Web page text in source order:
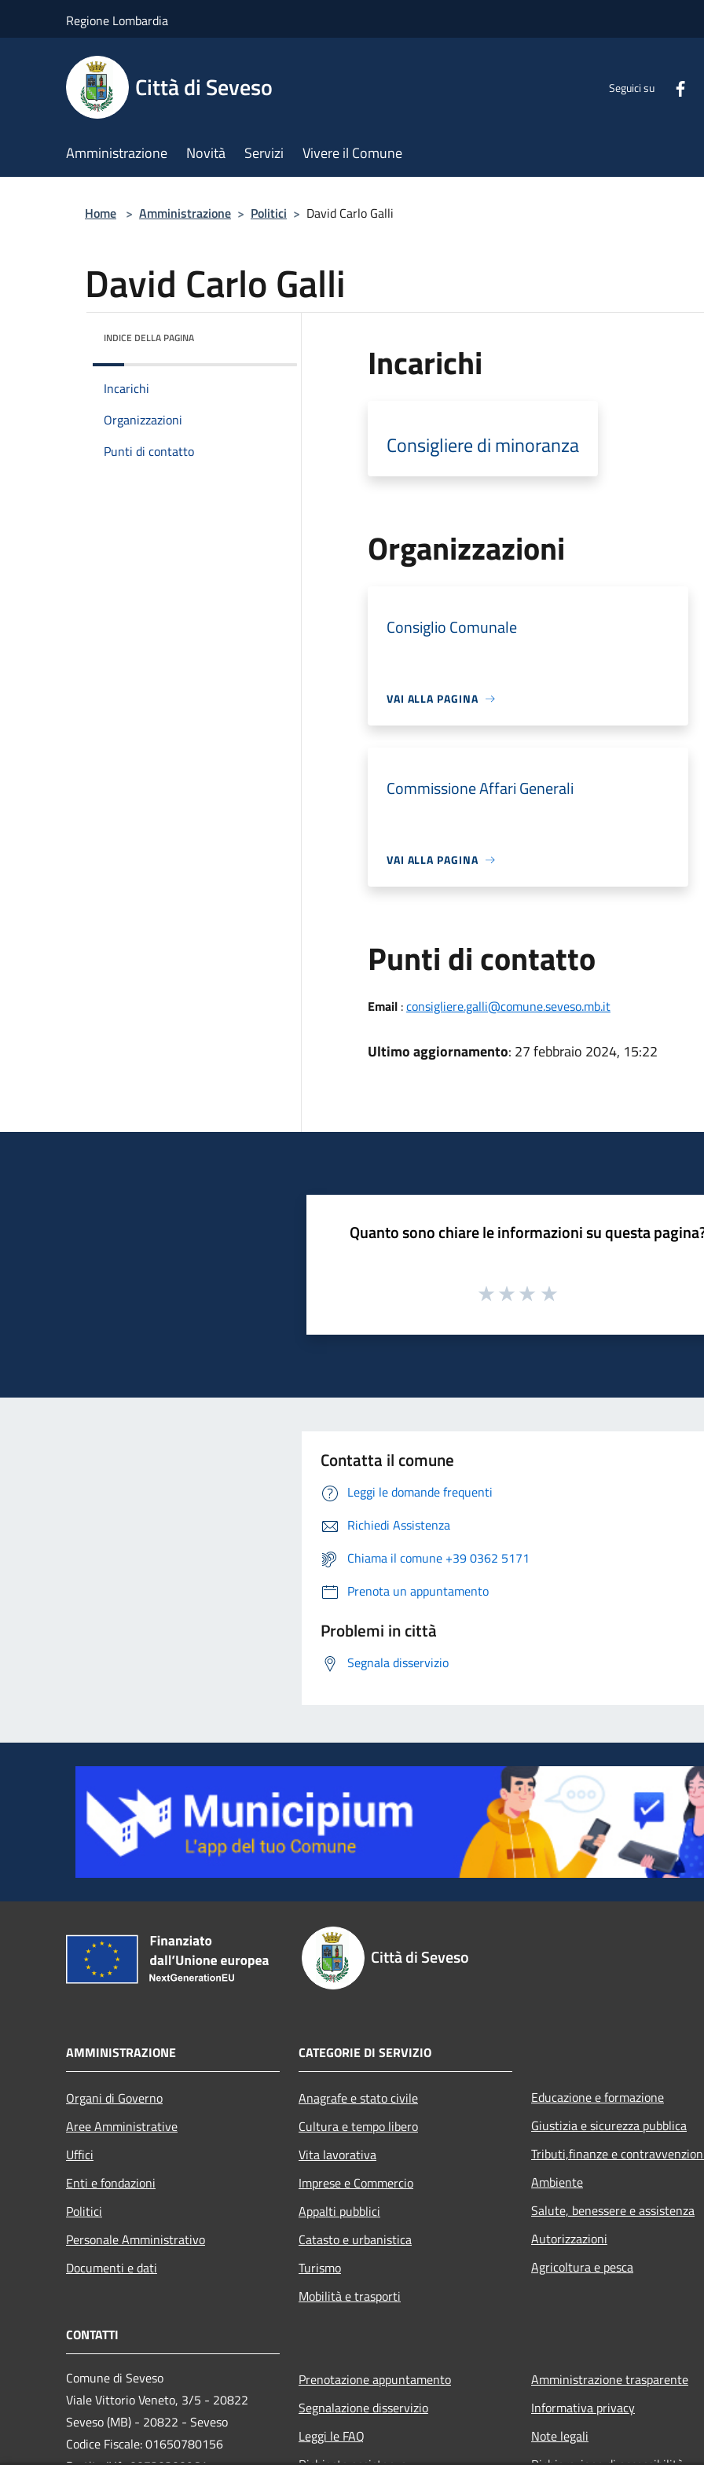
Regione Lombardia
Città di Seveso Seguici su
Amministrazione Novità Servizi Vivere il Comune
Home > Amministrazione > Politici > David Carlo Galli
David Carlo Galli
INDICE DELLA PAGINA
Incarichi
Organizzazioni
Punti di contatto
Incarichi
Consigliere di minoranza
Organizzazioni
Consiglio Comunale
VAI ALLA PAGINA
Commissione Affari Generali
VAI ALLA PAGINA
Punti di contatto
Email:consigliere.galli@comune.seveso.mb.it
Ultimo aggiornamento: 27 febbraio 2024, 15:22
Quanto sono chiare le informazioni su questa
Contatta il comune
Leggi le domande frequenti
Richiedi Assistenza
Chiama il comune +39 0362 5171
Prenota un appuntamento
Problemi in città
Segnala disservizio
Città di Seveso
AMMINISTRAZIONE
Organi di Governo
Aree Amministrative
Uffici
Enti e fondazioni
Politici
Personale Amministrativo
Documenti e dati
CATEGORIE DI SERVIZIO
Anagrafe e stato civile
Cultura e tempo libero
Vita lavorativa
Imprese e Commercio
Appalti pubblici
Catasto e urbanistica
Turismo
Mobilità e trasporti
Educazione e formazione
Giustizia e sicurezza pubblica
Tributi,finanze e
Ambiente
Salute, benessere e assistenza
Autorizzazioni
Agricoltura e pesca
CONTATTI
Comune di Seveso
Viale Vittorio Veneto, 3/5 - 20822
Seveso (MB) - 20822 - Seveso
Codice Fiscale: 01650780156
Prenotazione appuntamento
Segnalazione disservizio
Leggi le FAQ
Amministrazione trasparente
Informativa privacy
Note legali